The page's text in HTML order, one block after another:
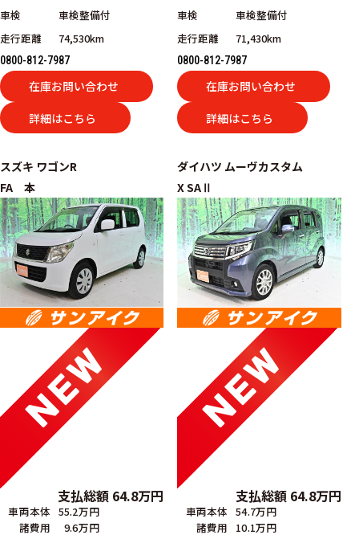
車検
車検整備付
走行距離
74,530km
0800-812-7987
在庫お問い合わせ
詳細はこちら
車検
車検整備付
走行距離
71,430km
0800-812-7987
在庫お問い合わせ
詳細はこちら
スズキ ワゴンR
FA 本
支払総額 64.8万円
車両本体 55.2万円
諸費用
9.6万円
ダイハツ ムーヴカスタム
X SAⅡ
支払総額 64.8万円
車両本体 54.7万円
諸費用
10.1万円